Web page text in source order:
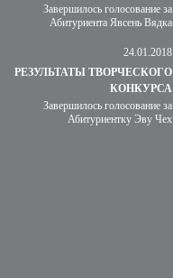
Завершилось голосование за
Абитуриента Явсень Вядка
24.01.2018
РЕЗУЛЬТАТЫ ТВОРЧЕСКОГО
КОНКУРСА
Завершилось голосование за
Абитуриентку Эву Чех